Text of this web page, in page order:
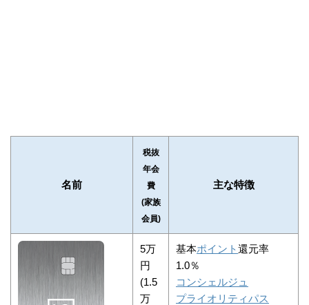
名前
税抜
年会
費
(家族
会員)
主な特徴
5万
円
(1.5
万
基本ポイント還元率
1.0％
コンシェルジュ
プライオリティパス